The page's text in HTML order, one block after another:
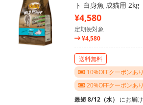
ト 白身魚 成猫用 2kg
¥4,580
定期便対象
¥4,580
送料無料
10%OFFクーポンあり
20%OFFクーポンあり
最短 8/12（水） にお届け